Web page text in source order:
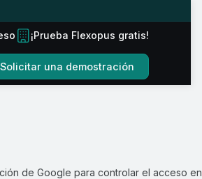
¡Prueba Flexopus gratis!
Solicitar una demostración
de Google para controlar el acceso en